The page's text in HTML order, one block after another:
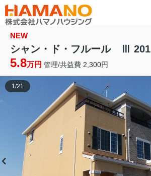
NEW
シャン・ド・フルール Ⅲ 201
5.8万円 管理/共益費 2,300円
1/21